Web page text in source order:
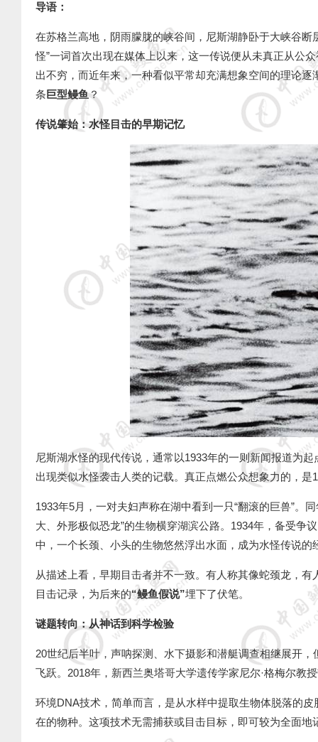
导语：
在苏格兰高地，阴雨朦胧的峡谷间，尼斯湖静卧于大峡谷
怪”一词首次出现在媒体上以来，这一传说便从未真正从公
出不穷，而近年来，一种看似平常却充满想象空间的理论
条 巨型鳗鱼？
传说肇始：水怪目击的早期记忆
尼斯湖水怪的现代传说，通常以1933年的一则新闻报道为起
出现类似水怪袭击人类的记载。真正点燃公众想象力的，是
1933年5月，一对夫妇声称在湖中看到一只“翻滚的巨兽”。
大、外形极似恐龙”的生物横穿湖滨公路。 1934年，备受争
中，一个长颈、小头的生物悠然浮出水面，成为水怪传说的
从描述上看，早期目击者并不一致。有人称其像蛇颈龙，有
目击记录，为后来的“鳗鱼假说”埋下了伏笔。
谜题转向：从神话到科学检验
20世纪后半叶，声呐探测、水下摄影和潜艇调查相继展开
飞跃。 2018年，新西兰奥塔哥大学遗传学家尼尔·格梅尔教
环境DNA技术，简单而言，是从水样中提取生物体脱落的
在的物种。这项技术无需捕获或目击目标，即可较为全面地